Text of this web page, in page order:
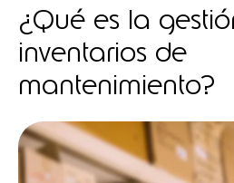
¿Qué es la
inventarios de
mantenimiento?